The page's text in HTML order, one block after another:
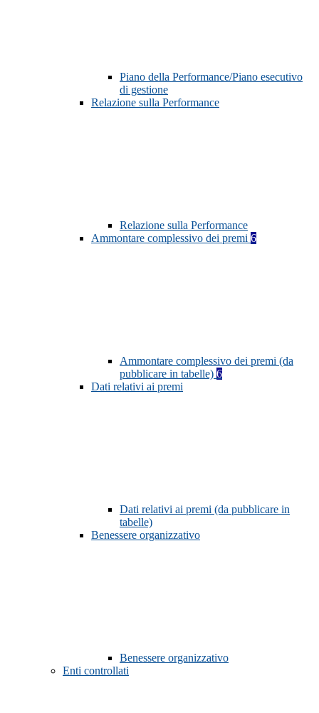
Piano della Performance/Piano esecutivo
di gestione
Relazione sulla Performance
Relazione sulla Performance
Ammontare complessivo dei premi 6
Ammontare complessivo dei premi (da
pubblicare in tabelle) 6
Dati relativi ai premi
Dati relativi ai premi (da pubblicare in
tabelle)
Benessere organizzativo
Benessere organizzativo
Enti controllati